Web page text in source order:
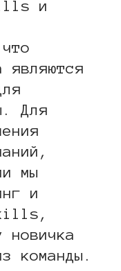
и
являются
Для
мы
и
новичка
команды.